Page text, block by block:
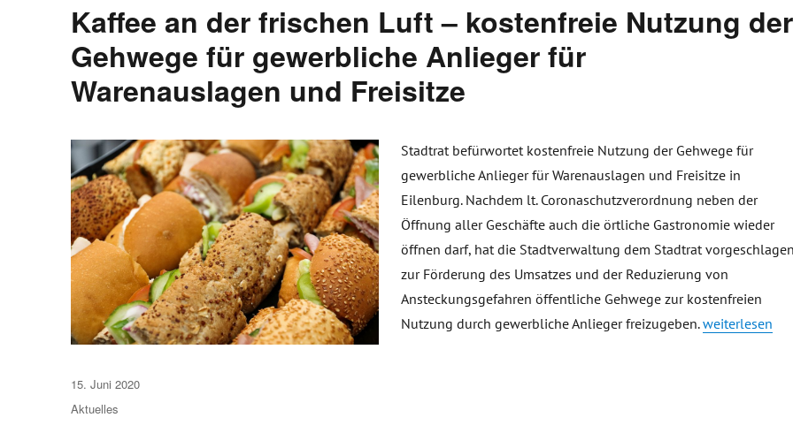
Kaffee an der frischen Luft – kostenfreie Nutzung der
Gehwege für gewerbliche Anlieger für
Warenauslagen und Freisitze
Stadtrat befürwortet kostenfreie Nutzung der Gehwege für
gewerbliche Anlieger für Warenauslagen und Freisitze in
Eilenburg. Nachdem lt. Coronaschutzverordnung neben der
Öffnung aller Geschäfte auch die örtliche Gastronomie wieder
öffnen darf, hat die Stadtverwaltung dem Stadtrat
zur Förderung des Umsatzes und der Reduzierung von
Ansteckungsgefahren öffentliche Gehwege zur kostenfreien
Nutzung durch gewerbliche Anlieger freizugeben.„Kaffee an
weiterlesen
Veröffentlicht
am
15. Juni 2020
Aktuelles